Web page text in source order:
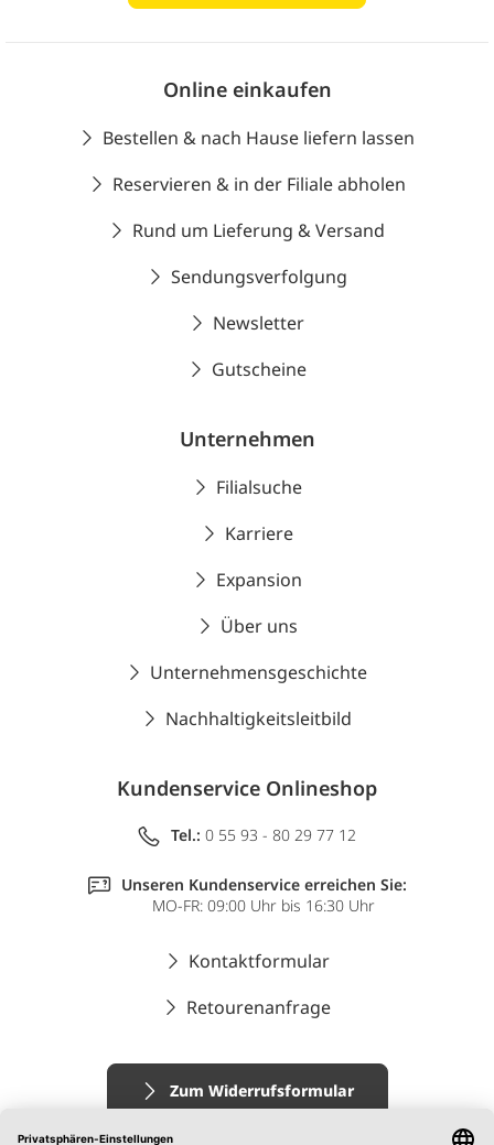
Online einkaufen
Bestellen & nach Hause liefern lassen
Reservieren & in der Filiale abholen
Rund um Lieferung & Versand
Sendungsverfolgung
Newsletter
Gutscheine
Unternehmen
Filialsuche
Karriere
Expansion
Über uns
Unternehmensgeschichte
Nachhaltigkeitsleitbild
Kundenservice Onlineshop
Tel.: 0 55 93 - 80 29 77 12
Unseren Kundenservice erreichen Sie:
MO-FR: 09:00 Uhr bis 16:30 Uhr
Kontaktformular
Retourenanfrage
Zum Widerrufsformular